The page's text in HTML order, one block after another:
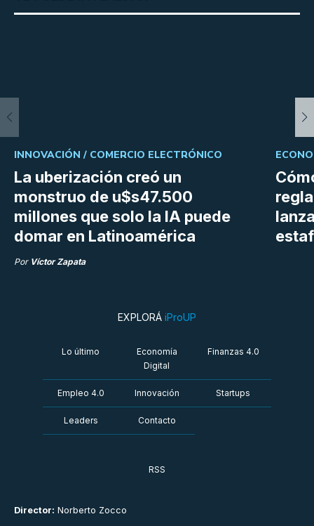
La uberización creó un
monstruo de u$s47.500
millones que solo la IA puede
domar en Latinoamérica
INNOVACIÓN / COMERCIO ELECTRÓNICO
Por Víctor Zapata
Director: Norberto Zocco
EXPLORÁ iProUP
Lo último
Economía
Digital
Finanzas 4.0
Empleo 4.0 Innovación Startups
Leaders Contacto
RSS